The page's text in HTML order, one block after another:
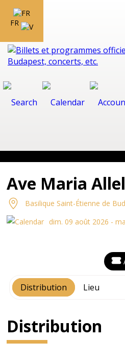
FR
Ave Maria
Basilique Saint-Étienne de
dim. 09 août 2026 -
Distribution Lieu
Distribution